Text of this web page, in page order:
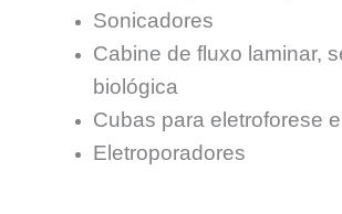
Sonicadores
Cabine de fluxo laminar,
biológica
Cubas para eletroforese
Eletroporadores